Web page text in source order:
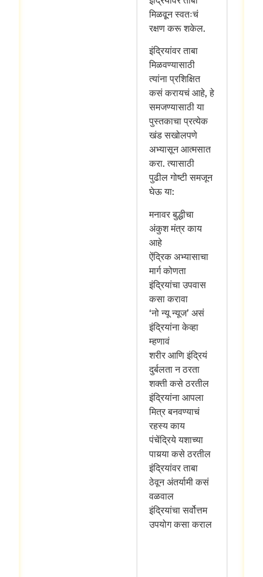
मिळवूून स्वतःचं
रक्षण करू शकेल.
इंद्रियांवर ताबा
मिळवण्यासाठी
त्यांना प्रशिक्षित
कसं करायचं आहे, हे
समजण्यासाठी या
पुस्तकाचा प्रत्येक
खंड सखोलपणे
अभ्यासून आत्मसात
करा. त्यासाठी
पुढील गोष्टी समजून
घेऊ या:
मनावर बुद्धीचा
अंकुश मंत्र काय
आहे
ऐंद्रिक अभ्यासाचा
मार्ग कोणता
इंद्रियांचा उपवास
कसा करावा
‘नो न्यू न्यूज’ असं
इंद्रियांना केव्हा
म्हणावं
शरीर आणि इंद्रियं
दुर्बलता न ठरता
शक्ती कसे ठरतील
इंद्रियांना आपला
मित्र बनवण्याचं
रहस्य काय
पंचेंद्रिये यशाच्या
पायर्‍या कसे ठरतील
इंद्रियांवर ताबा
ठेवून अंतर्यामी कसं
वळवाल
इंद्रियांचा सर्वोत्तम
उपयोग कसा कराल